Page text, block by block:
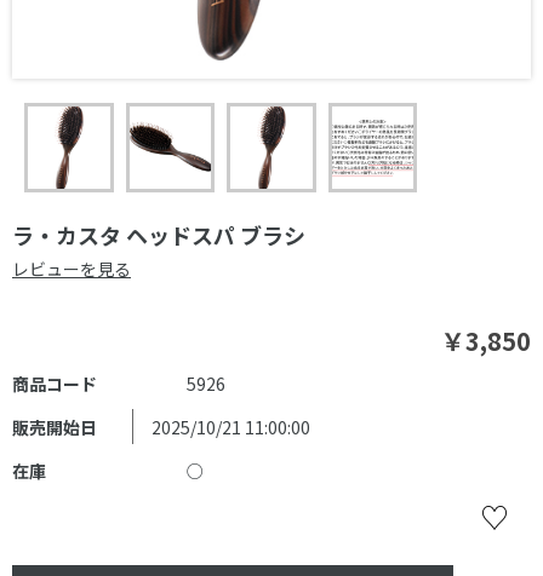
ラ・カスタ ヘッドスパ ブラシ
レビューを見る
￥3,850
商品コード
5926
販売開始日
2025/10/21 11:00:00
在庫
○